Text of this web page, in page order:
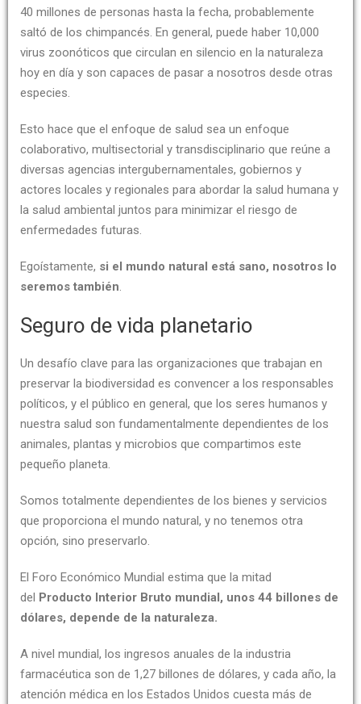
40 millones de personas hasta la fecha, probablemente
saltó de los chimpancés. En general, puede haber 10,000
virus zoonóticos que circulan en silencio en la naturaleza
hoy en día y son capaces de pasar a nosotros desde otras
especies.
Esto hace que el enfoque de salud sea un enfoque
colaborativo, multisectorial y transdisciplinario que reúne a
diversas agencias intergubernamentales, gobiernos y
actores locales y regionales para abordar la salud humana y
la salud ambiental juntos para minimizar el riesgo de
enfermedades futuras.
Egoístamente, si el mundo natural está sano, nosotros lo
seremos también.
Seguro de vida planetario
Un desafío clave para las organizaciones que trabajan en
preservar la biodiversidad es convencer a los responsables
políticos, y el público en general, que los seres humanos y
nuestra salud son fundamentalmente dependientes de los
animales, plantas y microbios que compartimos este
pequeño planeta.
Somos totalmente dependientes de los bienes y servicios
que proporciona el mundo natural, y no tenemos otra
opción, sino preservarlo.
El Foro Económico Mundial estima que la mitad
del Producto Interior Bruto mundial, unos 44 billones de
dólares, depende de la naturaleza.
A nivel mundial, los ingresos anuales de la industria
farmacéutica son de 1,27 billones de dólares, y cada año, la
atención médica en los Estados Unidos cuesta más de